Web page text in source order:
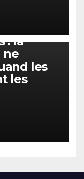
: la
ne
les
les